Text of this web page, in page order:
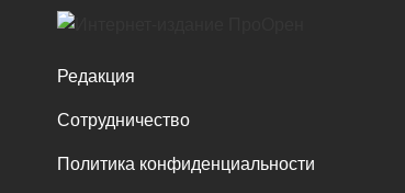
Редакция
Сотрудничество
Политика конфиденциальности